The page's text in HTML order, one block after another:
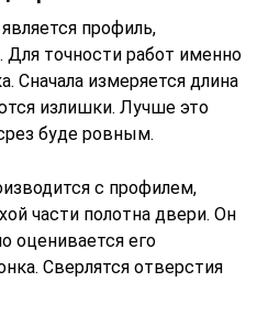
профиль,
точности работ именно
Сначала измеряется длина
излишки. Лучше это
буде ровным.
с профилем,
части полотна двери. Он
оценивается его
Сверлятся отверстия